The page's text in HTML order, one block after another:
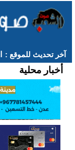
آخر تحديث للموقع :
أخبار محلية